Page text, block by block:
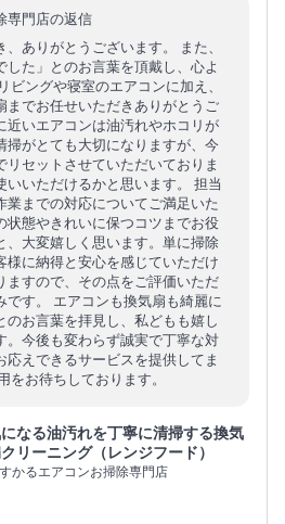
専門店の返信
ありがとうございます。 また、
した」とのお言葉を頂戴し、心よ
ビングや寝室のエアコンに加え、
までお任せいただきありがとうご
近いエアコンは油汚れやホコリが
掃がとても大切になりますが、今
リセットさせていただいておりま
いいただけるかと思います。 担当
業までの対応についてご満足いた
状態やきれいに保つコツまでお役
、大変嬉しく思います。単に掃除
様に納得と安心を感じていただけ
ますので、その点をご評価いただ
です。 エアコンも換気扇も綺麗に
のお言葉を拝見し、私どもも嬉し
。今後も変わらず誠実で丁寧な対
応えできるサービスを提供してま
をお待ちしております。
なる油汚れを丁寧に清掃する換気
リーニング（レンジフード）
かるエアコンお掃除専門店